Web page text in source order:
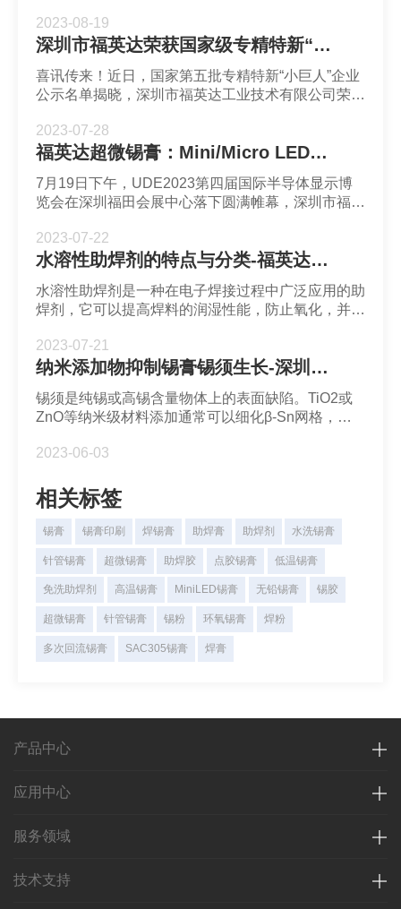
Cu3Sn数量开始增加，而Cu6Sn5逐渐减少直至加热
至300℃后完全消失。
2023-08-19
深圳市福英达荣获国家级专精特新“小巨人”企业称号
喜讯传来！近日，国家第五批专精特新“小巨人”企业
公示名单揭晓，深圳市福英达工业技术有限公司荣获
2023-07-28
福英达超微锡膏：Mini/Micro LED新型显示的性能材料创新
7月19日下午，UDE2023第四届国际半导体显示博
览会在深圳福田会展中心落下圆满帷幕，深圳市福英
示芯片半导体封装的发展前景和应用。
2023-07-22
水溶性助焊剂的特点与分类-福英达助焊剂
水溶性助焊剂是一种在电子焊接过程中广泛应用的助
焊剂，它可以提高焊料的润湿性能，防止氧化，并在
2023-07-21
纳米添加物抑制锡膏锡须生长-深圳市福英达
锡须是纯锡或高锡含量物体上的表面缺陷。TiO2或
ZnO等纳米级材料添加通常可以细化β-Sn网格，这
多。TiO2或ZnO在晶界处的偏析可以形成致密的保
2023-06-03
相关标签
锡膏 锡膏印刷 焊锡膏 助焊膏 助焊剂 水洗锡膏
针管锡膏 超微锡膏 助焊胶 点胶锡膏 低温锡膏
免洗助焊剂 高温锡膏 MiniLED锡膏 无铅锡膏 锡胶
超微锡膏 针管锡膏 锡粉 环氧锡膏 焊粉
多次回流锡膏 SAC305锡膏 焊膏
产品中心
应用中心
服务领域
技术支持